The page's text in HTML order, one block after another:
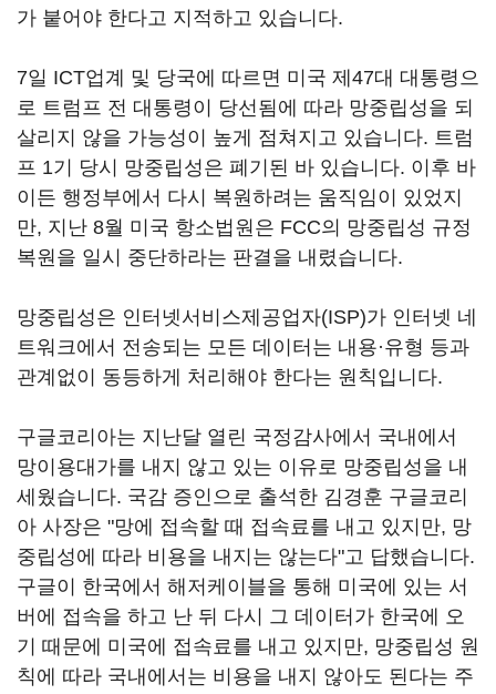
가 붙어야 한다고 지적하고 있습니다.
7일 ICT업계 및 당국에 따르면 미국 제47대 대통령으
로 트럼프 전 대통령이 당선됨에 따라 망중립성을 되
살리지 않을 가능성이 높게 점쳐지고 있습니다. 트럼
프 1기 당시 망중립성은 폐기된 바 있습니다. 이후 바
이든 행정부에서 다시 복원하려는 움직임이 있었지
만, 지난 8월 미국 항소법원은 FCC의 망중립성 규정
복원을 일시 중단하라는 판결을 내렸습니다.
망중립성은 인터넷서비스제공업자(ISP)가 인터넷 네
트워크에서 전송되는 모든 데이터는 내용·유형 등과
관계없이 동등하게 처리해야 한다는 원칙입니다.
구글코리아는 지난달 열린 국정감사에서 국내에서
망이용대가를 내지 않고 있는 이유로 망중립성을 내
세웠습니다. 국감 증인으로 출석한 김경훈 구글코리
아 사장은 "망에 접속할 때 접속료를 내고 있지만, 망
중립성에 따라 비용을 내지는 않는다"고 답했습니다.
구글이 한국에서 해저케이블을 통해 미국에 있는 서
버에 접속을 하고 난 뒤 다시 그 데이터가 한국에 오
기 때문에 미국에 접속료를 내고 있지만, 망중립성 원
칙에 따라 국내에서는 비용을 내지 않아도 된다는 주